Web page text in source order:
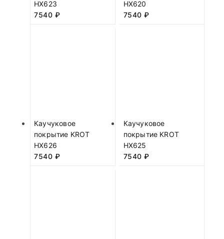
HX623
7540 ₽
HX620
7540 ₽
Каучуковое
покрытие KROT
HX626
7540 ₽
Каучуковое
покрытие KROT
HX625
7540 ₽